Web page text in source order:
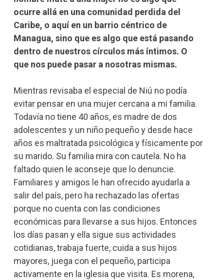
ocurre allá en una comunidad perdida del
Caribe, o aquí en un barrio céntrico de
Managua, sino que es algo que está pasando
dentro de nuestros círculos más íntimos. O
que nos puede pasar a nosotras mismas.
Mientras revisaba el especial de Niú no podía
evitar pensar en una mujer cercana a mi familia.
Todavía no tiene 40 años, es madre de dos
adolescentes y un niño pequeño y desde hace
años es maltratada psicológica y físicamente por
su marido. Su familia mira con cautela. No ha
faltado quien le aconseje que lo denuncie.
Familiares y amigos le han ofrecido ayudarla a
salir del país, pero ha rechazado las ofertas
porque no cuenta con las condiciones
económicas para llevarse a sus hijos. Entonces
los días pasan y ella sigue sus actividades
cotidianas, trabaja fuerte, cuida a sus hijos
mayores, juega con el pequeño, participa
activamente en la iglesia que visita. Es morena,